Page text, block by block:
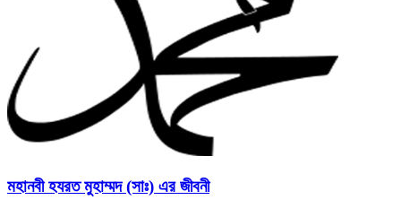
মহানবী হযরত মুহাম্মদ (সাঃ) এর জীবনী